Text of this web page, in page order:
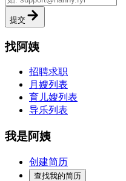
提交
找阿姨
招聘求职
月嫂列表
育儿嫂列表
导乐列表
我是阿姨
创建简历
查找我的简历